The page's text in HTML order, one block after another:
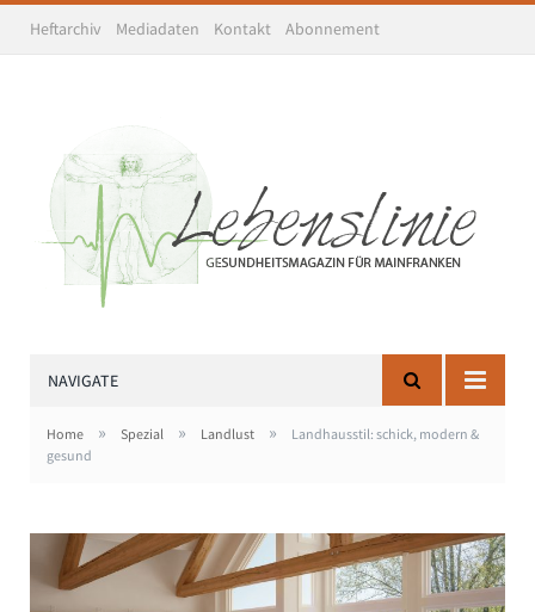
Heftarchiv Mediadaten Kontakt Abonnement
NAVIGATE
Home » Spezial » Landlust »
Landhausstil: schick, modern &
gesund